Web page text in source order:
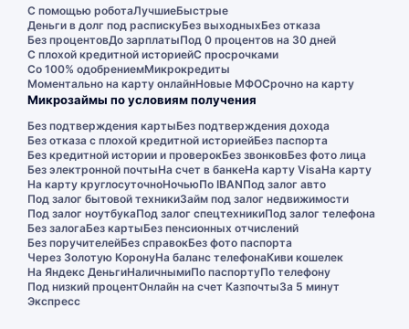
С помощью роботаЛучшиеБыстрые
Деньги в долг под распискуБез выходныхБез отказа
Без процентовДо зарплатыПод 0 процентов на 30 дней
С плохой кредитной историейС просрочками
Со 100% одобрениемМикрокредиты
Моментально на карту онлайнНовые МФОСрочно на карту
Микрозаймы по условиям получения
Без подтверждения картыБез подтверждения дохода
Без отказа с плохой кредитной историейБез паспорта
Без кредитной истории и проверокБез звонковБез фото лица
Без электронной почтыНа счет в банкеНа карту VisaНа карту
На карту круглосуточноНочьюПо IBANПод залог авто
Под залог бытовой техникиЗайм под залог недвижимости
Под залог ноутбукаПод залог спецтехникиПод залог телефона
Без залогаБез картыБез пенсионных отчислений
Без поручителейБез справокБез фото паспорта
Через Золотую КоронуНа баланс телефонаКиви кошелек
На Яндекс ДеньгиНаличнымиПо паспортуПо телефону
Под низкий процентОнлайн на счет КазпочтыЗа 5 минут
Экспресс